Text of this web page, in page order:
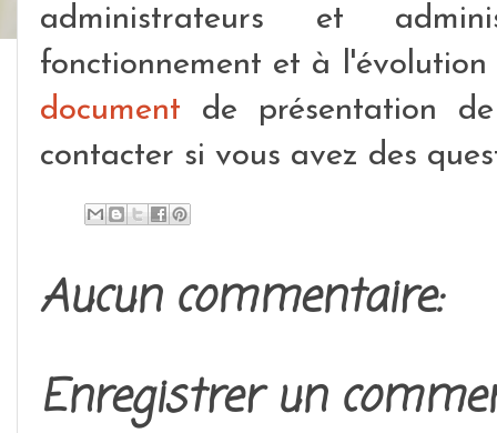
administrateurs et
fonctionnement et à
document de présentation
contacter si vous avez des
Aucun commentaire:
Enregistrer un